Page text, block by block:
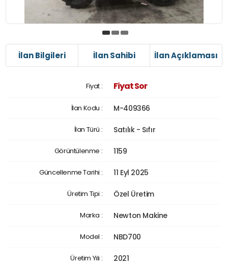
İlan Bilgileri İlan Sahibi İlan Açıklaması
Fiyat : Fiyat Sor
İlan Kodu : M-409366
İlan Türü : Satılık - Sıfır
Görüntülenme : 1159
Güncellenme Tarihi : 11 Eyl 2025
Üretim Tipi : Özel Üretim
Marka : Newton Makine
Model : NBD700
Üretim Yılı : 2021